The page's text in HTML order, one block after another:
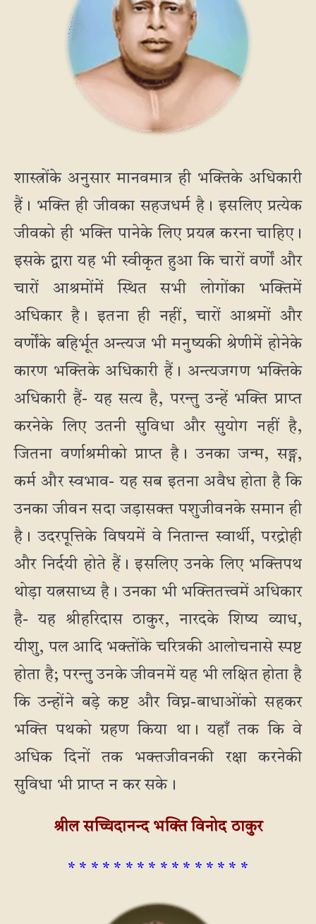
शास्त्रोंके अनुसार मानवमात्र ही भक्तिके अधिकारी
हैं। भक्ति ही जीवका सहजधर्म है। इसलिए प्रत्येक
जीवको ही भक्ति पानेके लिए प्रयत्न करना चाहिए।
इसके द्वारा यह भी स्वीकृत हुआ कि चारों वर्णों और
चारों आश्रमोंमें स्थित सभी लोगोंका भक्तिमें
अधिकार है। इतना ही नहीं, चारों आश्रमों और
वर्णोंके बहिर्भूत अन्त्यज भी मनुष्यकी श्रेणीमें होनेके
कारण भक्तिके अधिकारी हैं। अन्त्यजगण भक्तिके
अधिकारी हैं- यह सत्य है, परन्तु उन्हें भक्ति प्राप्त
करनेके लिए उतनी सुविधा और सुयोग नहीं है,
जितना वर्णाश्रमीको प्राप्त है। उनका जन्म, सङ्ग,
कर्म और स्वभाव- यह सब इतना अवैध होता है कि
उनका जीवन सदा जड़ासक्त पशुजीवनके समान ही
है। उदरपूत्तिके विषयमें वे नितान्त स्वार्थी, परद्रोही
और निर्दयी होते हैं। इसलिए उनके लिए भक्तिपथ
थोड़ा यत्नसाध्य है। उनका भी भक्तितत्त्वमें अधिकार
है- यह श्रीहरिदास ठाकुर, नारदके शिष्य व्याध,
यीशु, पल आदि भक्तोंके चरित्रकी आलोचनासे स्पष्ट
होता है; परन्तु उनके जीवनमें यह भी लक्षित होता है
कि उन्होंने बड़े कष्ट और विघ्न-बाधाओंको सहकर
भक्ति पथको ग्रहण किया था। यहाँ तक कि वे
अधिक दिनों तक भक्तजीवनकी रक्षा करनेकी
सुविधा भी प्राप्त न कर सके।
श्रील सच्चिदानन्द भक्ति विनोद ठाकुर
* * * * * * * * * * * * * * * *